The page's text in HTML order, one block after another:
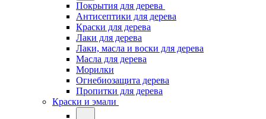
Покрытия для дерева
Антисептики для дерева
Краски для дерева
Лаки для дерева
Лаки, масла и воски для дерева
Масла для дерева
Морилки
Огнебиозащита дерева
Пропитки для дерева
Краски и эмали